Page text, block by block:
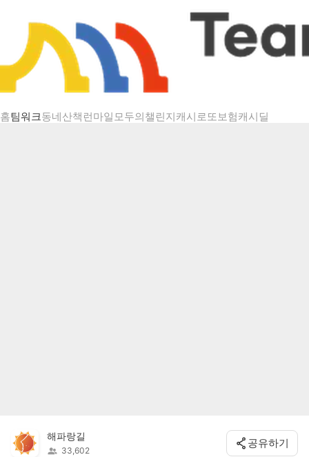
홈팀워크동네산책 런마일모두의챌린지캐시로또보험캐시딜
챌린지 상세
해파랑길
33,602
공유하기